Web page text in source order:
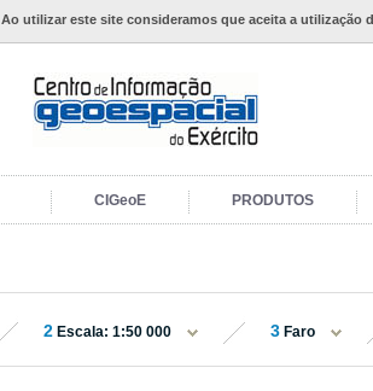
Ao utilizar este site consideramos que aceita a utilização
CIGeoE PRODUTOS
2 Escala: 1:50 000 3 Faro